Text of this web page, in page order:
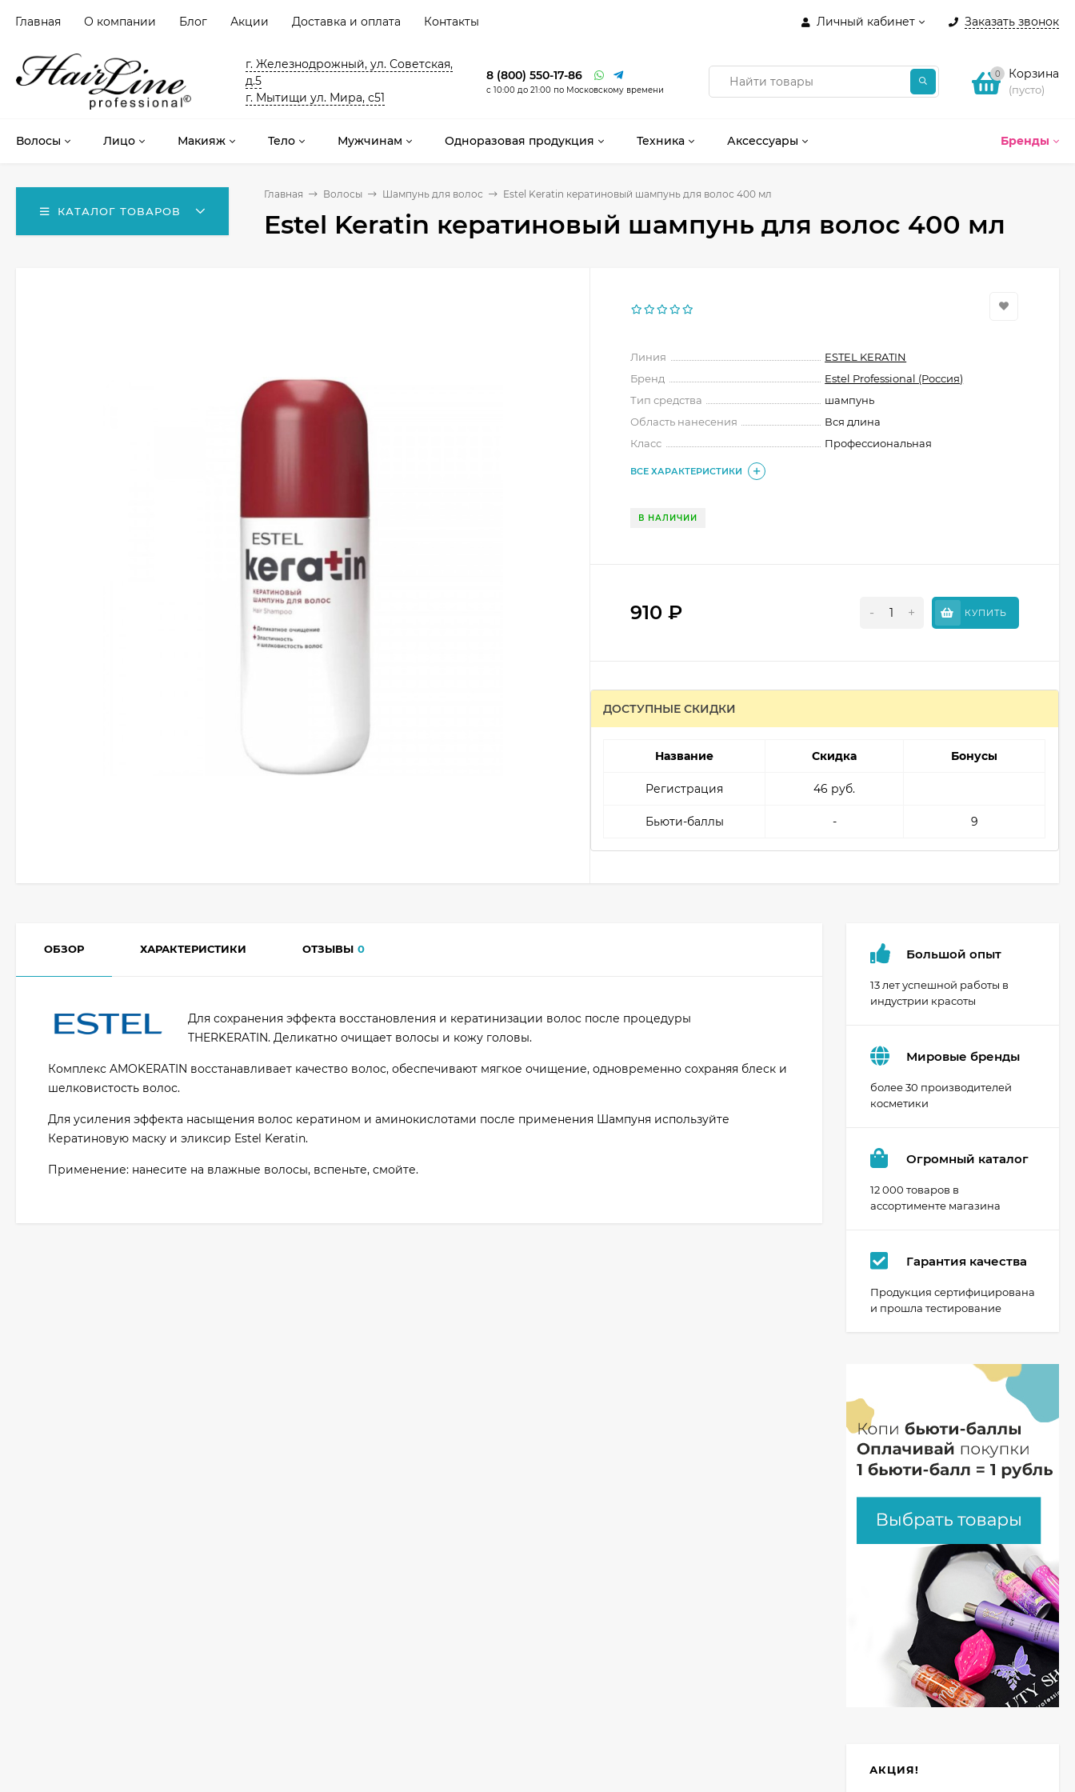
Личный кабинет Заказать звонок
Главная О компании Блог Акции Доставка и оплата Контакты
г. Железнодрожный, ул. Советская,
д.5
г. Мытищи ул. Мира, с51
8 (800) 550-17-86
с 10:00 до 21:00 по Московскому времени
0 Корзина
(пусто)
Бренды
Волосы Лицо Макияж Тело Мужчинам Одноразовая продукция Техника Аксессуары
КАТАЛОГ ТОВАРОВ
Главная Волосы Шампунь для волос Estel Keratin кератиновый шампунь для волос 400 мл
Estel Keratin кератиновый шампунь для волос 400 мл
Линия
ESTEL KERATIN
Бренд
Estel Professional (Россия)
Тип средства
шампунь
Область нанесения
Вся длина
Класс
Профессиональная
ВСЕ ХАРАКТЕРИСТИКИ
В НАЛИЧИИ
910₽ - + КУПИТЬ
ДОСТУПНЫЕ СКИДКИ
Название Скидка Бонусы
Регистрация 46 руб.
Бьюти-баллы - 9
ОБЗОР ХАРАКТЕРИСТИКИ ОТЗЫВЫ 0
Для сохранения эффекта восстановления и кератинизации волос после процедуры
THERKERATIN. Деликатно очищает волосы и кожу головы.
Комплекс AMOKERATIN восстанавливает качество волос, обеспечивают мягкое очищение, одновременно сохраняя блеск и
шелковистость волос.
Для усиления эффекта насыщения волос кератином и аминокислотами после применения Шампуня используйте
Кератиновую маску и эликсир Estel Keratin.
Применение: нанесите на влажные волосы, вспеньте, смойте.
Большой опыт
13 лет успешной работы в
индустрии красоты
Мировые бренды
более 30 производителей
косметики
Огромный каталог
12 000 товаров в
ассортименте магазина
Гарантия качества
Продукция сертифицирована
и прошла тестирование
АКЦИЯ!